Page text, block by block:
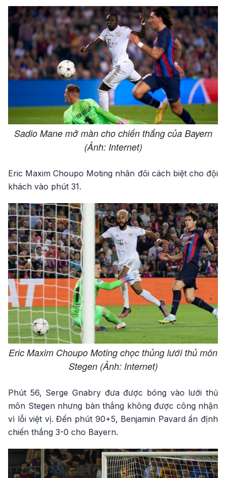
Sadio Mane mở màn cho chiến thắng của Bayern
(Ảnh: Internet)
Eric Maxim Choupo Moting nhân đôi cách biệt cho đội
khách vào phút 31.
Eric Maxim Choupo Moting chọc thủng lưới thủ môn
Stegen (Ảnh: Internet)
Phút 56, Serge Gnabry đưa được bóng vào lưới thủ
môn Stegen nhưng bàn thắng không được công nhận
vì lỗi việt vị. Đến phút 90+5, Benjamin Pavard ấn định
chiến thắng 3-0 cho Bayern.